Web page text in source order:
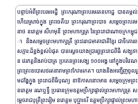
បន្ទាប់អំពីព្រះបរមអដ្ឋិ ព្រះករុណាព្រះបរមរតនកោដ្ឋ បានតម្កល់
ហើយស្រាច់ក្នុង​ ​ព្រះ​ចេតីយ ព្រះករុណាព្រះបាទ សម្តេចព្រះបរម
នាថ នរោត្តម សីហមុនី ព្រះមហាក្សត្រ នៃព្រះរាជាណាចក្រកម្ពុជ
ា ​ និងសម្តេចព្រះមហាក្សត្រី ព្រះវររាជមាតាជាតិខ្មែរ​ ជាទីគោ​រព​
សក្ការ:​ដ៏ខ្ពង់ខ្ពស់បំផុត បានស្តេចយាងប្រារព្ធព្រះរាជពិធី សង្ឃទា
ន វេរភត្ត​ និងរាប់បាត្រ​ ប្រគេនព្រះសង្ឃ ១០០អង្គ​ នៅក្នុងបរិវេណ
ព្រះព្រះឧបោសថរត​នារាម​ព្រះកែវមរកត​។ យាងនិងអញ្ជើញចូលរួ
មដង្ហែក្នុង ព្រះរាជពិធីបុណ្យ នាឱកាសនោះមាន សម្តេចក្រុមព្រះ
នរោត្តម រណឬទ្ធី ប្រធានក្រុមឧត្តមប្រឹក្សាផ្ទាល់ព្រះមហាក្សត្រ ស
ម្តេចរាជបុត្រីព្រះរៀម នរោត្តម បុប្ជាទេរី ឧត្តមប្រឹក្សាផ្ទាល់ព្រះមហា